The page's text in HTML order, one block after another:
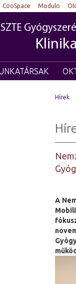
CooSpace Modulo
SZTE
Hírek
A